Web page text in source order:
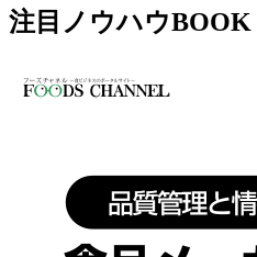
注目ノウハウBOOK